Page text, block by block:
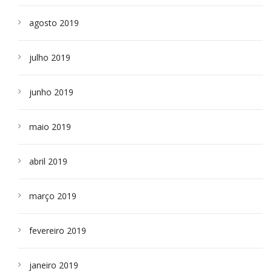
agosto 2019
julho 2019
junho 2019
maio 2019
abril 2019
março 2019
fevereiro 2019
janeiro 2019